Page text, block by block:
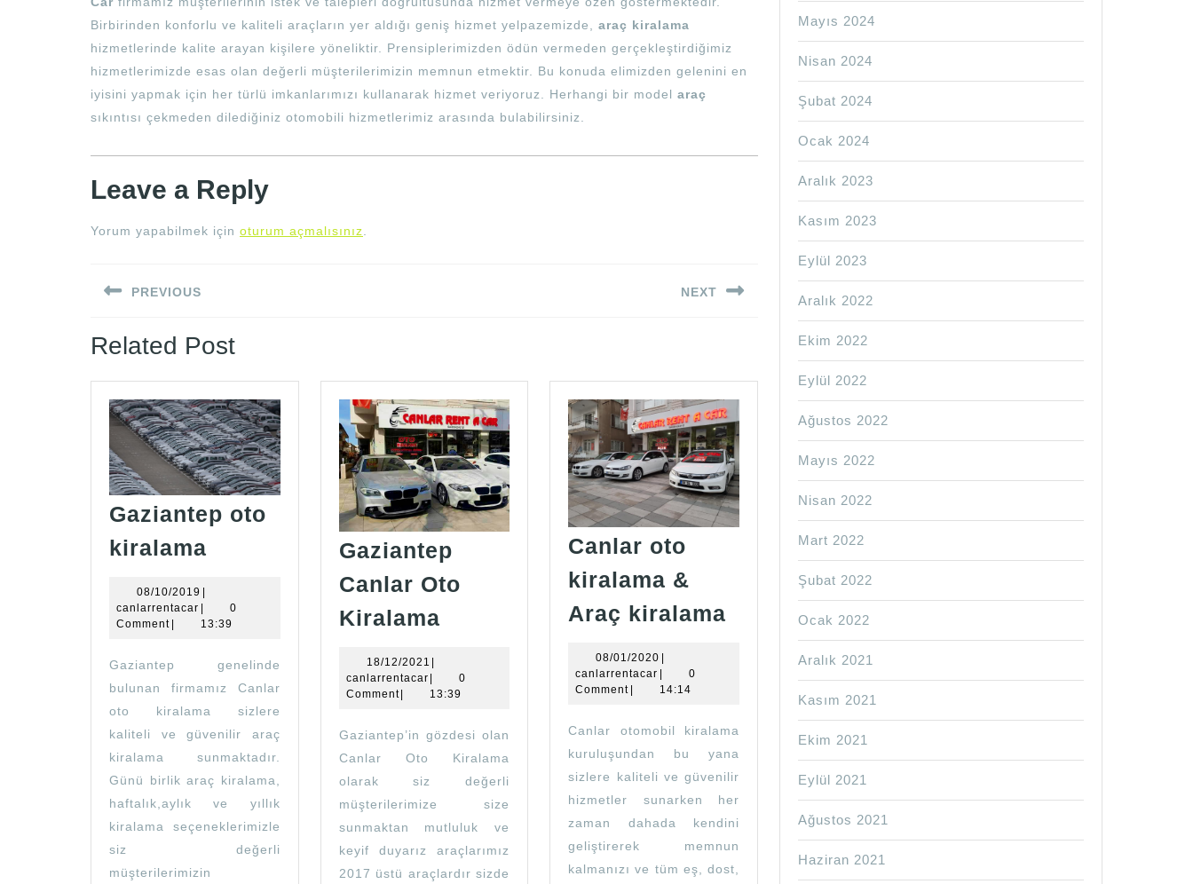
Birbirinden konforlu ve kaliteli araçların yer aldığı geniş hizmet yelpazemizde, araç kiralama
hizmetlerinde kalite arayan kişilere yöneliktir. Prensiplerimizden ödün vermeden gerçekleştirdiğimiz
hizmetlerimizde esas olan değerli müşterilerimizin memnun etmektir. Bu konuda elimizden gelenini en
iyisini yapmak için her türlü imkanlarımızı kullanarak hizmet veriyoruz. Herhangi bir model araç
sıkıntısı çekmeden dilediğiniz otomobili hizmetlerimiz arasında bulabilirsiniz.
Leave a Reply
Yorum yapabilmek için oturum açmalısınız
gezinmesi
PREVIOUS
post:
NEXT
Related Post
Gaziantep oto
kiralama
08/10/2019 08/10/2019
|
canlarrentacar canlarrentacar
|
0
Comment | 13:39
Gaziantep genelinde
bulunan firmamız Canlar
oto kiralama sizlere
kaliteli ve güvenilir araç
kiralama sunmaktadır.
Günü birlik araç kiralama,
haftalık,aylık ve yıllık
kiralama seçeneklerimizle
siz değerli
müşterilerimizin
Gaziantep
Canlar Oto
Kiralama
Kiralama
18/12/2021 18/12/2021
|
canlarrentacarcanlarrentacar
|
0
Comment| 13:39
Gaziantep’in gözdesi olan
Canlar Oto Kiralama
olarak siz değerli
müşterilerimize size
sunmaktan mutluluk ve
keyif duyarız araçlarımız
2017 üstü araçlardır sizde
Canlar oto
kiralama &
Araç kiralama Canlar
kiralama
kiralama
08/01/2020 08/01/2020
canlarrentacar canlarrentacar
0
Comment
14:14
Canlar otomobil kiralama
kuruluşundan bu yana
sizlere kaliteli ve güvenilir
hizmetler sunarken her
zaman dahada kendini
geliştirerek memnun
kalmanızı ve tüm eş, dost,
Mayıs 2024
Nisan 2024
Şubat 2024
Ocak 2024
Aralık 2023
Kasım 2023
Eylül 2023
Aralık 2022
Ekim 2022
Eylül 2022
Ağustos 2022
Mayıs 2022
Nisan 2022
Mart 2022
Şubat 2022
Ocak 2022
Aralık 2021
Kasım 2021
Ekim 2021
Eylül 2021
Ağustos 2021
Haziran 2021